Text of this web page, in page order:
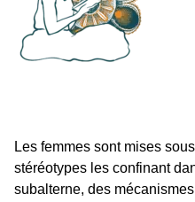
Les femmes sont mises
stéréotypes les confinant
subalterne, des